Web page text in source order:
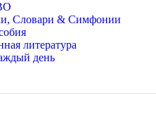
Словари & Симфонии
литература
день